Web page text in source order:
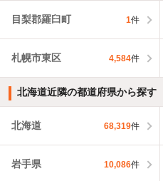
目梨郡羅臼町 1件
札幌市東区 4,584件
北海道近隣の都道府県から探す
北海道 68,319件
岩手県 10,086件